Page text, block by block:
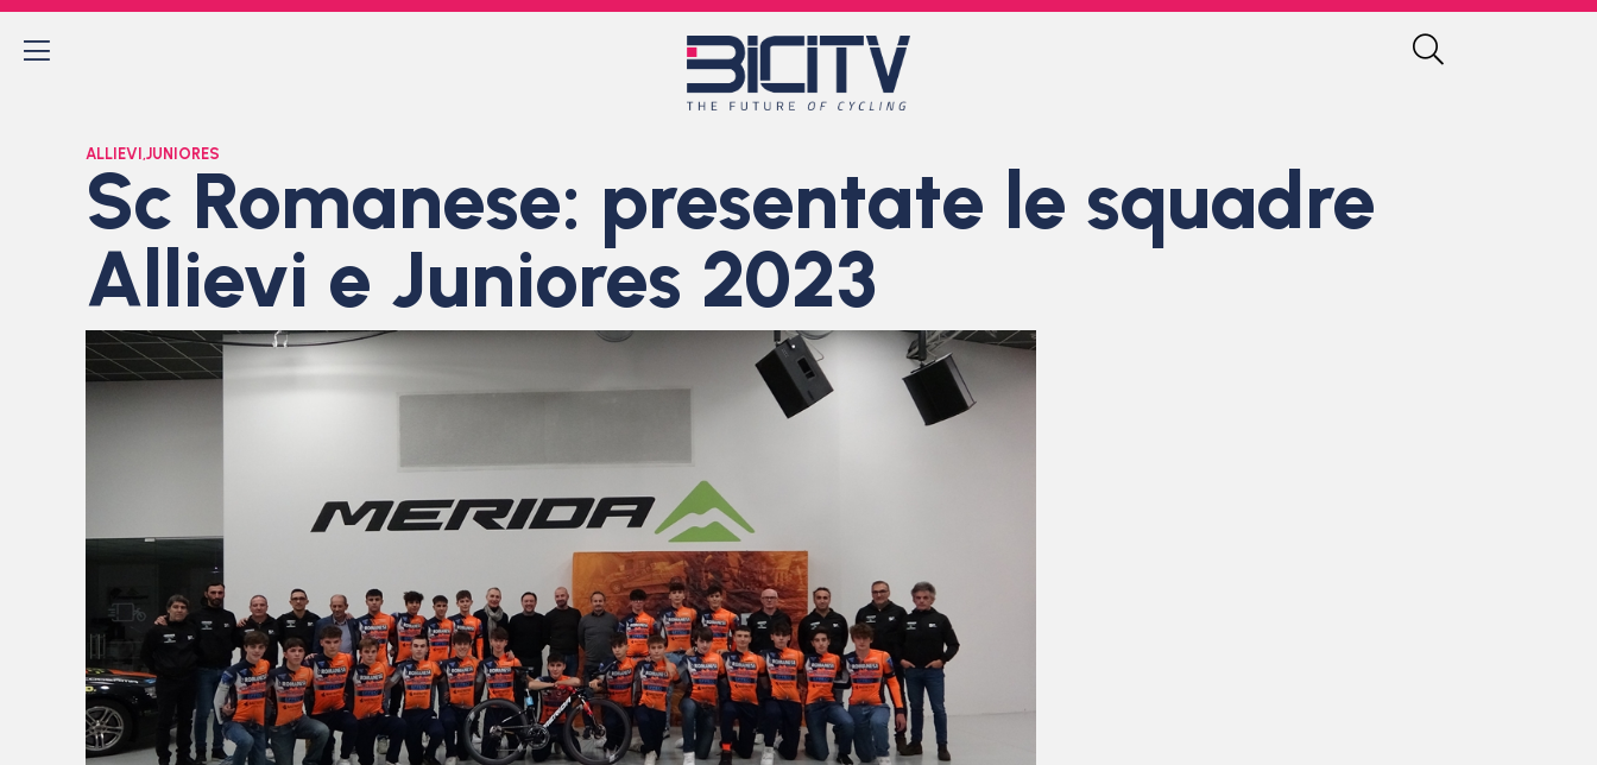
ALLIEVI ,JUNIORES
Sc Romanese: presentate le squadre
Allievi e Juniores 2023